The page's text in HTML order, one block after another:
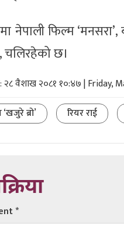
नेपाली फिल्म ‘मनसरा’,
चलिरहेको छ।
२८ वैशाख २०८१ १०:४७ | Friday,
ब्रो’
रियर राई
*